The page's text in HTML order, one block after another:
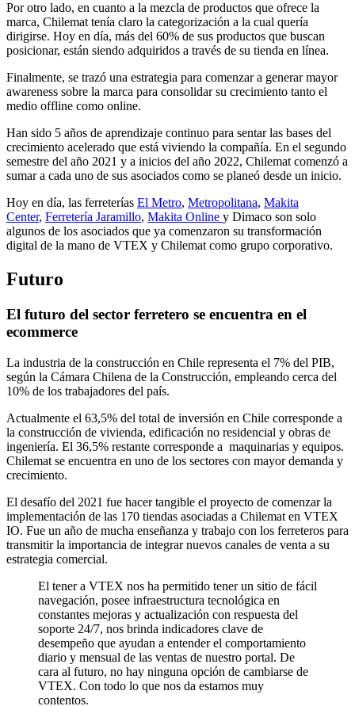
Por otro lado, en cuanto a la mezcla de productos que ofrece la
marca, Chilemat tenía claro la categorización a la cual quería
dirigirse. Hoy en día, más del 60% de sus productos que buscan
posicionar, están siendo adquiridos a través de su tienda en línea.
Finalmente, se trazó una estrategia para comenzar a generar mayor
awareness sobre la marca para consolidar su crecimiento tanto el
medio offline como online.
Han sido 5 años de aprendizaje continuo para sentar las bases del
crecimiento acelerado que está viviendo la compañía. En el segundo
semestre del año 2021 y a inicios del año 2022, Chilemat comenzó a
sumar a cada uno de sus asociados como se planeó desde un inicio.
Hoy en día, las ferreterías El Metro, Metropolitana, Makita
Center, Ferretería Jaramillo, Makita Online y Dimaco son solo
algunos de los asociados que ya comenzaron su transformación
digital de la mano de VTEX y Chilemat como grupo corporativo.
Futuro
El futuro del sector ferretero se encuentra en el
ecommerce
La industria de la construcción en Chile representa el 7% del PIB,
según la Cámara Chilena de la Construcción, empleando cerca del
10% de los trabajadores del país.
Actualmente el 63,5% del total de inversión en Chile corresponde a
la construcción de vivienda, edificación no residencial y obras de
ingeniería. El 36,5% restante corresponde a maquinarias y equipos.
Chilemat se encuentra en uno de los sectores con mayor demanda y
crecimiento.
El desafío del 2021 fue hacer tangible el proyecto de comenzar la
implementación de las 170 tiendas asociadas a Chilemat en VTEX
IO. Fue un año de mucha enseñanza y trabajo con los ferreteros para
transmitir la importancia de integrar nuevos canales de venta a su
estrategia comercial.
El tener a VTEX nos ha permitido tener un sitio de fácil
navegación, posee infraestructura tecnológica en
constantes mejoras y actualización con respuesta del
soporte 24/7, nos brinda indicadores clave de
desempeño que ayudan a entender el comportamiento
diario y mensual de las ventas de nuestro portal. De
cara al futuro, no hay ninguna opción de cambiarse de
VTEX. Con todo lo que nos da estamos muy
contentos.